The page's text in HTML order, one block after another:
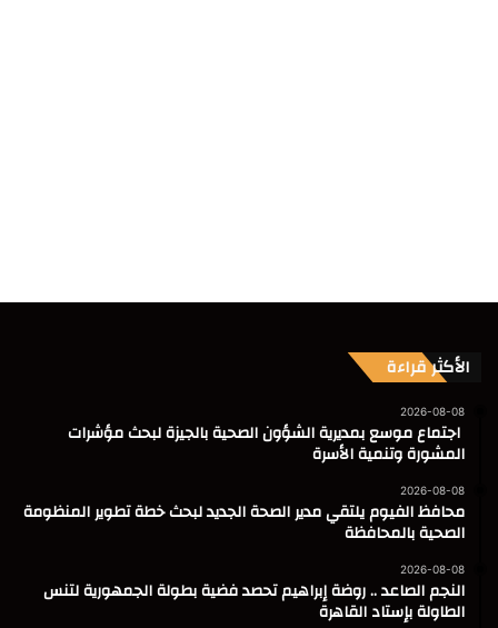
الأكثر قراءة
2026-08-08
اجتماع موسع بمديرية الشؤون الصحية بالجيزة لبحث مؤشرات
المشورة وتنمية الأسرة
2026-08-08
محافظ الفيوم يلتقي مدير الصحة الجديد لبحث خطة تطوير المنظومة
الصحية بالمحافظة
2026-08-08
النجم الصاعد .. روضة إبراهيم تحصد فضية بطولة الجمهورية لتنس
الطاولة بإستاد القاهرة